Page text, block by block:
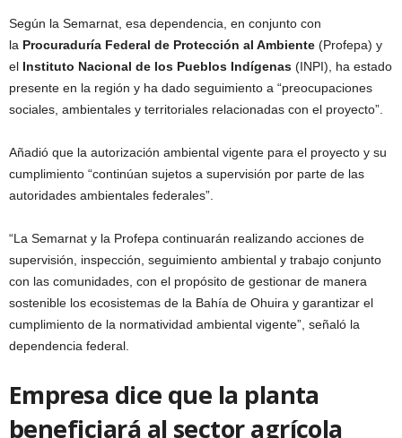
Según la Semarnat, esa dependencia, en conjunto con
la Procuraduría Federal de Protección al Ambiente (Profepa) y
el Instituto Nacional de los Pueblos Indígenas (INPI), ha estado
presente en la región y ha dado seguimiento a “preocupaciones
sociales, ambientales y territoriales relacionadas con el proyecto”.
Añadió que la autorización ambiental vigente para el proyecto y su
cumplimiento “continúan sujetos a supervisión por parte de las
autoridades ambientales federales”.
“La Semarnat y la Profepa continuarán realizando acciones de
supervisión, inspección, seguimiento ambiental y trabajo conjunto
con las comunidades, con el propósito de gestionar de manera
sostenible los ecosistemas de la Bahía de Ohuira y garantizar el
cumplimiento de la normatividad ambiental vigente”, señaló la
dependencia federal.
Empresa dice que la planta
beneficiará al sector agrícola